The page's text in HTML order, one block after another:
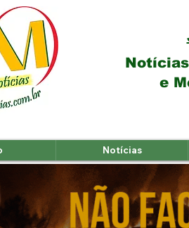
e
Notícias